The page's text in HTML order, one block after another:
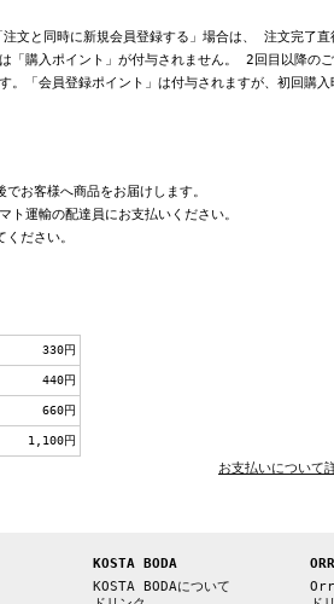
文と同時に新規会員登録する」場合は、 注文完了直
「購入ポイント」が付与されません。 2回目以降の
。「会員登録ポイント」は付与されますが、初回購入
お客様へ商品をお届けします。
ト運輸の配達員にお支払いください。
ださい。
330円
440円
660円
1,100円
お支払いについて
KOSTA BODA
KOSTA BODAについて